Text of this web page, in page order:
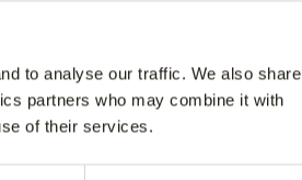
to analyse our traffic. We also share
partners who may combine it with
of their services.
pant